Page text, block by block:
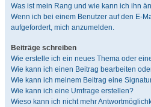
Was ist mein Rang und wie kann ich ihn
Wenn ich bei einem Benutzer auf den E-
aufgefordert, mich anzumelden.
Beiträge schreiben
Wie erstelle ich ein neues Thema oder
Wie kann ich einen Beitrag bearbeiten
Wie kann ich meinem Beitrag eine
Wie kann ich eine Umfrage erstellen?
Wieso kann ich nicht mehr